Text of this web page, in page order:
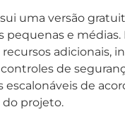
uma versão
pequenas e médias.
adicionais,
de
escalonáveis de
do projeto.